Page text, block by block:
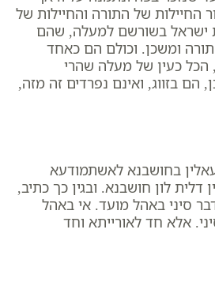
החיילות של התורה והחיילות של
ישראל בשורשם למעלה, שהם
ומשכן. וכולם הם כאחד
הכל כעין של מעלה שהרי
הם בזווג, ואינם נפרדים זה מזה,
עאלין בחושבנא לאשתמודעא
דלית לון חושבנא. ובגין כך כתיב,
סיני באהל מועד. אי באהל
אלא חד לאורייתא וחד